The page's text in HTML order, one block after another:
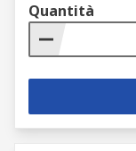
Quantità